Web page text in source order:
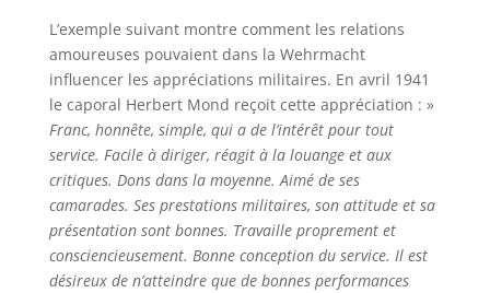
L’exemple suivant montre comment les relations
amoureuses pouvaient dans la Wehrmacht
influencer les appréciations militaires. En avril 1941
le caporal Herbert Mond reçoit cette appréciation : »
Franc, honnête, simple, qui a de l’intérêt pour tout
service. Facile à diriger, réagit à la louange et aux
critiques. Dons dans la moyenne. Aimé de ses
camarades. Ses prestations militaires, son attitude et sa
présentation sont bonnes. Travaille proprement et
consciencieusement. Bonne conception du service. Il est
désireux de n’atteindre que de bonnes performances